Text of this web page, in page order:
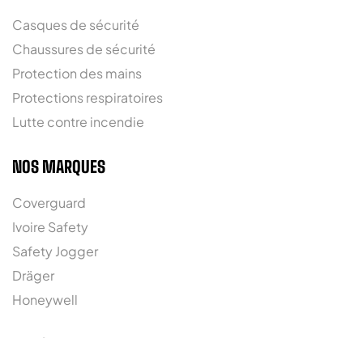
Casques de sécurité
Chaussures de sécurité
Protection des mains
Protections respiratoires
Lutte contre incendie
NOS MARQUES
Coverguard
Ivoire Safety
Safety Jogger
Dräger
Honeywell